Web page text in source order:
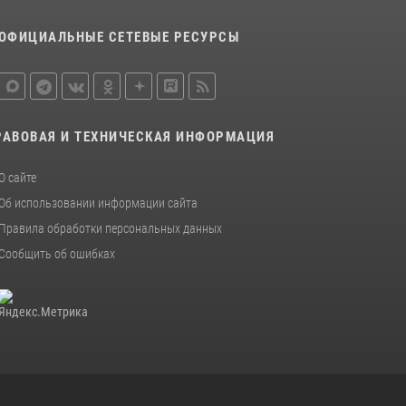
Руси
Центральный округ Росгвардии отмечает
15 июля 2026, 10:00
СЕТЕВЫЕ РЕСУРСЫ
И ТЕХНИЧЕСКАЯ ИНФОРМАЦИЯ
О сайте
Об использовании информации сайта
Правила обработки персональных данных
Сообщить об ошибках